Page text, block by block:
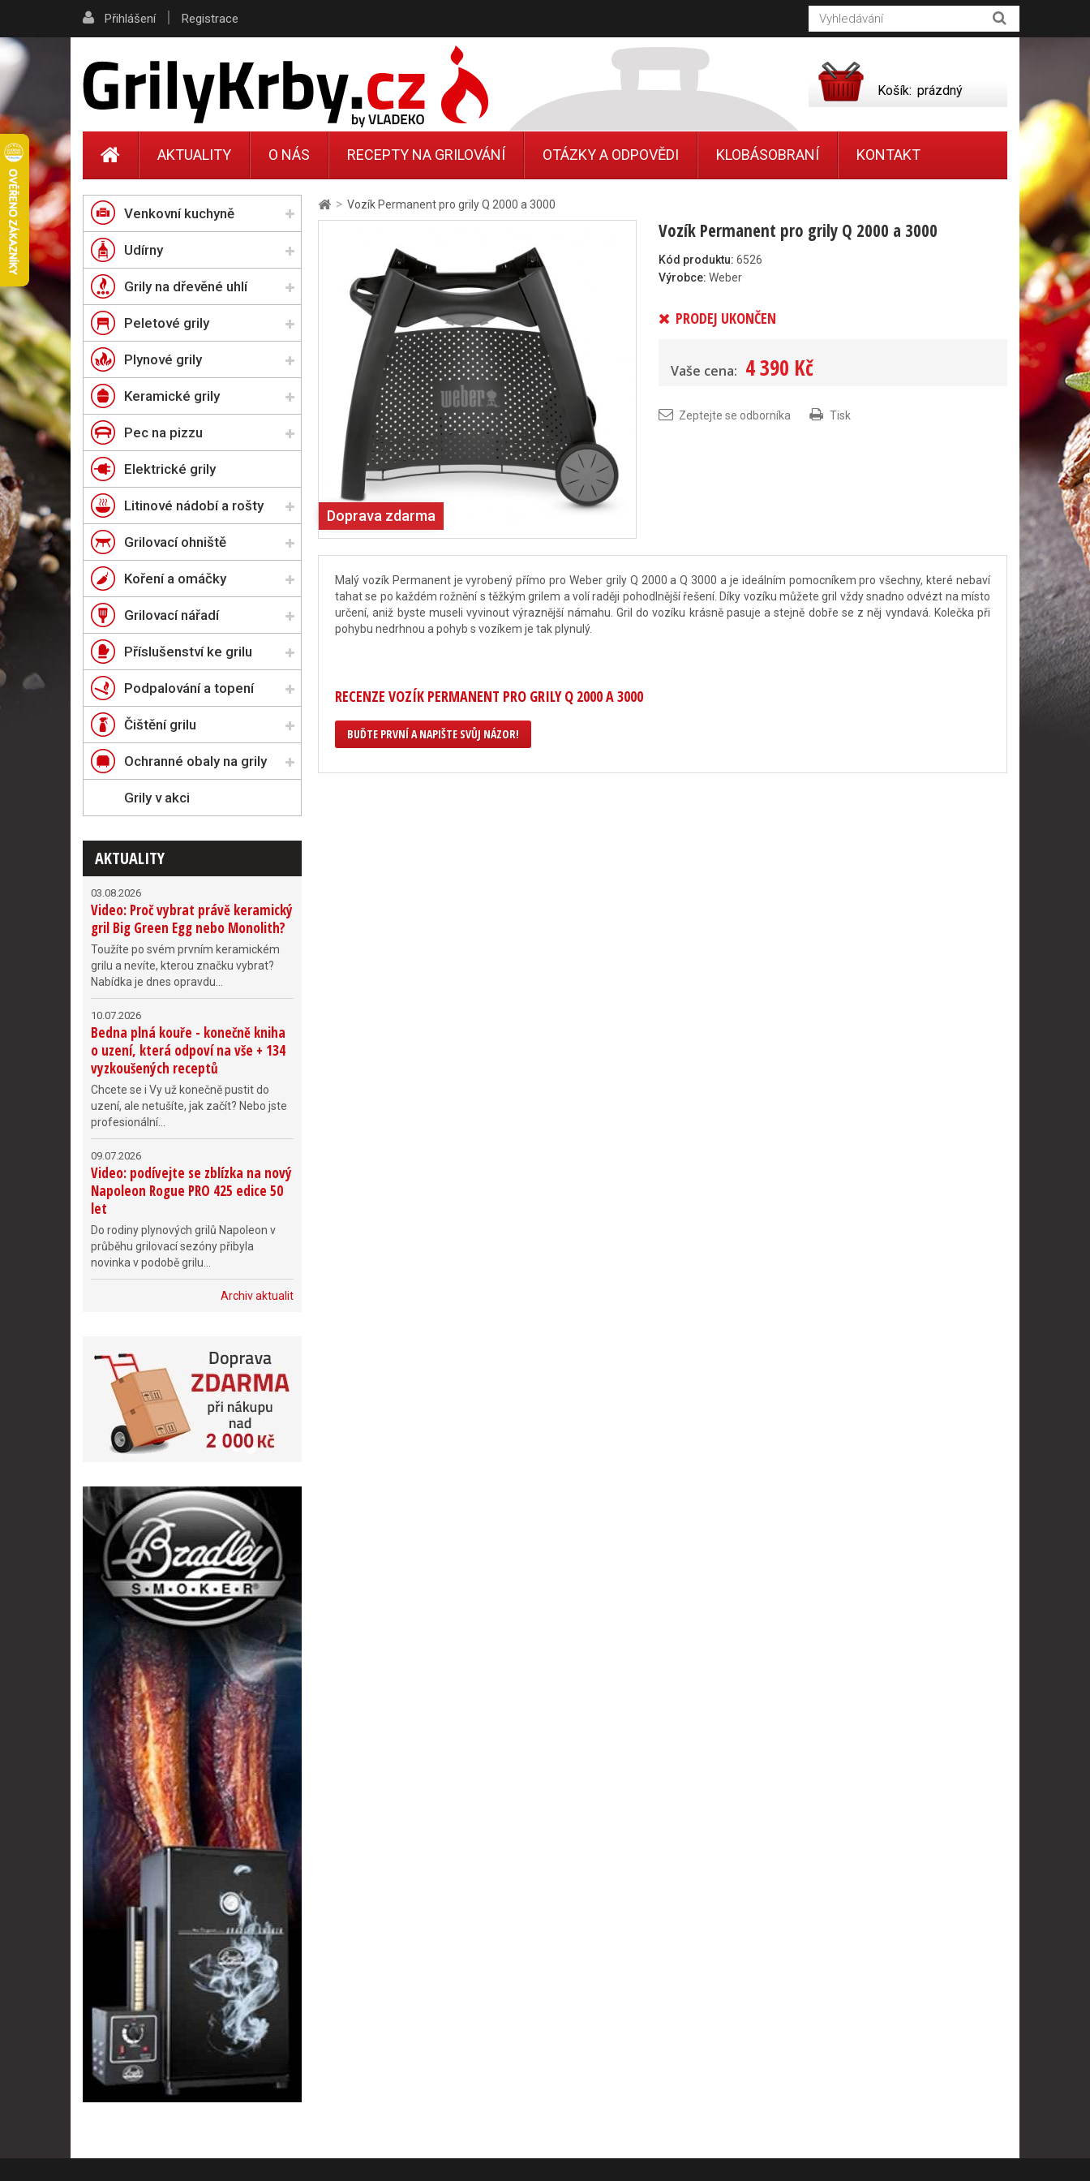
> Vozík Permanent pro grily Q 2000 a 3000
Doprava zdarma
Vozík Permanent pro grily Q 2000 a 3000
Kód produktu: 6526
Výrobce: Weber
PRODEJ UKONČEN
Vaše cena: 4 390 Kč
Zeptejte se odborníka Tisk
Malý vozík Permanent je vyrobený přímo pro Weber grily Q 2000 a Q 3000 a je ideálním pomocníkem pro všechny, které nebaví
tahat se po každém rožnění s těžkým grilem a volí raději pohodlnější řešení. Díky vozíku můžete gril vždy snadno odvézt na místo
určení, aniž byste museli vyvinout výraznější námahu. Gril do vozíku krásně pasuje a stejně dobře se z něj vyndavá. Kolečka při
pohybu nedrhnou a pohyb s vozíkem je tak plynulý.
RECENZE VOZÍK PERMANENT PRO GRILY Q 2000 A 3000
BUĎTE PRVNÍ A NAPIŠTE SVŮJ NÁZOR!
Venkovní kuchyně
Udírny
Grily na dřevěné uhlí
Peletové grily
Plynové grily
Keramické grily
Pec na pizzu
Elektrické grily
Litinové nádobí a rošty
Grilovací ohniště
Koření a omáčky
Grilovací nářadí
Příslušenství ke grilu
Podpalování a topení
Čištění grilu
Ochranné obaly na grily
Grily v akci
AKTUALITY
03.08.2026
Video: Proč vybrat právě keramický
gril Big Green Egg nebo Monolith?
Toužíte po svém prvním keramickém
grilu a nevíte, kterou značku vybrat?
Nabídka je dnes opravdu...
10.07.2026
Bedna plná kouře - konečně kniha
o uzení, která odpoví na vše + 134
vyzkoušených receptů
Chcete se i Vy už konečně pustit do
uzení, ale netušíte, jak začít? Nebo jste
profesionální...
09.07.2026
Video: podívejte se zblízka na nový
Napoleon Rogue PRO 425 edice 50
let
Do rodiny plynových grilů Napoleon v
průběhu grilovací sezóny přibyla
novinka v podobě grilu...
Archiv aktualit
Přihlášení | Registrace
Košík: prázdný
AKTUALITY O NÁS RECEPTY NA GRILOVÁNÍ OTÁZKY A ODPOVĚDI KLOBÁSOBRANÍ KONTAKT